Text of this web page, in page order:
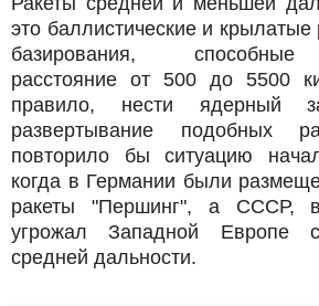
это баллистические и крылатые
базирования, способные
расстояние от 500 до 5500
правило, нести ядерный
развертывание подобных
повторило бы ситуацию
когда в Германии были
ракеты "Першинг", а СССР,
угрожал Западной Европе
средней дальности.